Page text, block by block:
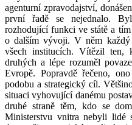
agenturní zpravodajství,
první řadě se nejednalo.
rozhodující funkci ve státě a
o dalším vývoji. V něm každý
všech institucích. Vítězil ten,
druhých a lépe rozuměl
Evropě. Popravdě řečeno,
podobu a strategický cíl.
situaci vyhovující danému
druhé straně těm, kdo se
Ministerstvu vnitra nebyli lidé